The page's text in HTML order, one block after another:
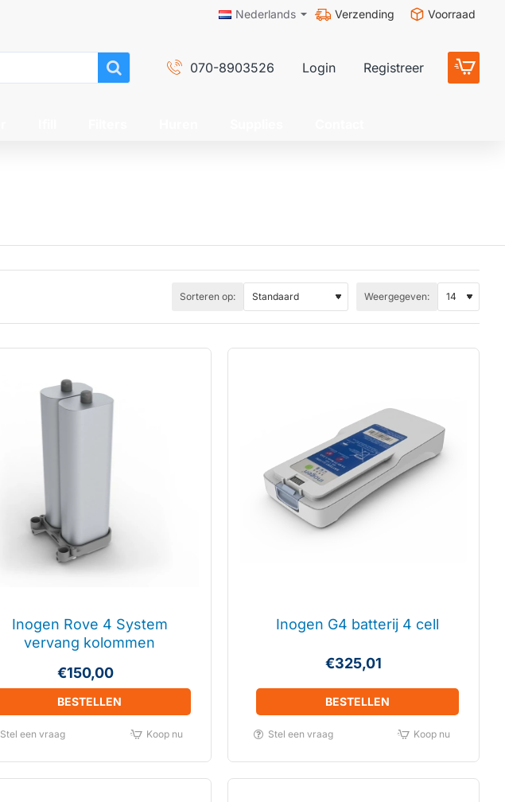
Nederlands Verzending Voorraad
070-8903526 Login Registreer
Sorteren op: Weergegeven:
Inogen Rove 4 System
vervang kolommen
€150,00
BESTELLEN
Stel een vraag Koop nu
Inogen G4 batterij 4 cell
€325,01
BESTELLEN
Stel een vraag Koop nu